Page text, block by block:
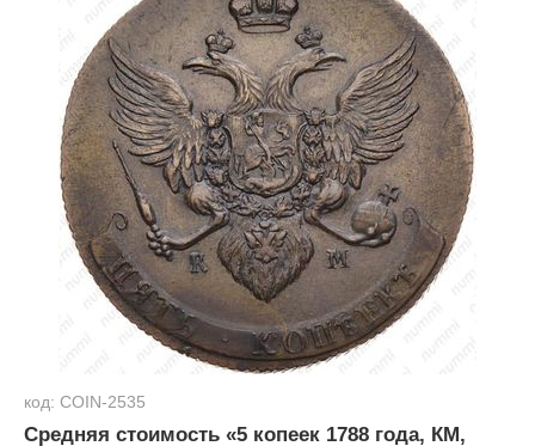
код: COIN-2535
Средняя стоимость «5 копеек 1788 года, КМ,